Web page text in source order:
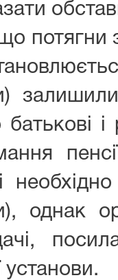
однак